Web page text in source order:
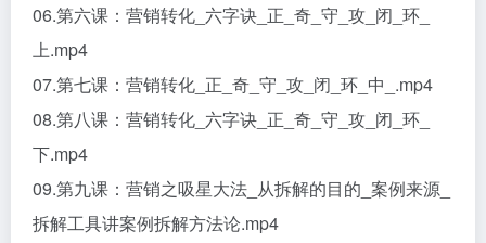
06.第六课：营销转化_六字诀_正_奇_守_攻_闭_环_
上.mp4
07.第七课：营销转化_正_奇_守_攻_闭_环_中_.mp4
08.第八课：营销转化_六字诀_正_奇_守_攻_闭_环_
下.mp4
09.第九课：营销之吸星大法_从拆解的目的_案例来源_
拆解工具讲案例拆解方法论.mp4